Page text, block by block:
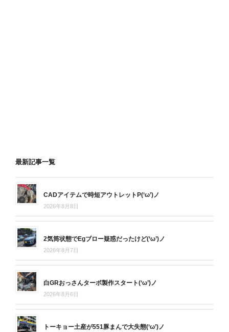
最新記事一覧
CADアイテムで時短アウトレットP(‘ω’)ノ
2026年8月8日
2気筒状態でEgブロー疑惑だったけど(‘ω’)ノ
2026年8月7日
白GRおっさんターボ製作スタート(‘ω’)ノ
2026年8月6日
トーキョー土産が551豚まんで大失態(‘ω’)ノ